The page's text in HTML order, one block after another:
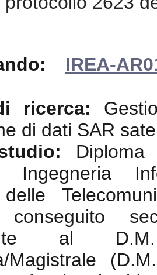
IREA-
ricerca:
di dati SAR
Diploma
Ingegneria
conseguito
al
Magistrale